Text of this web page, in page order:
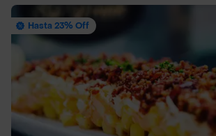
Hasta 23% Off